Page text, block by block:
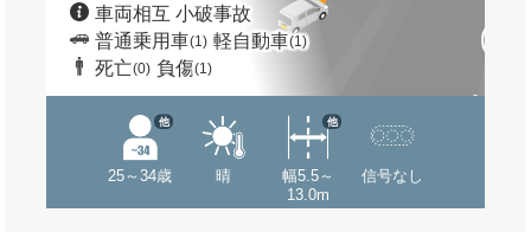
車両相互 小破事故
普通乗用車(1) 軽自動車(1)
死亡(0) 負傷(1)
25～34歳
他
晴
幅5.5～
13.0m
他
信号なし